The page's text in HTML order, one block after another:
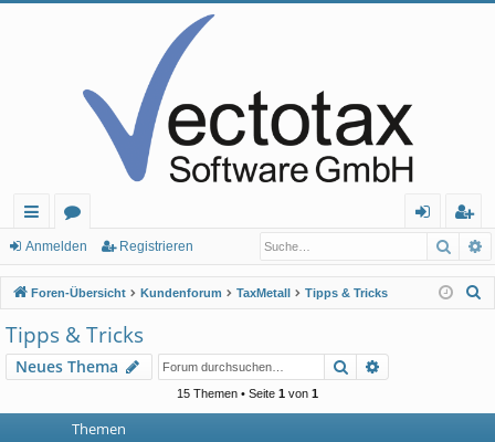
ch
ne
llz
ug
rif
f
or
en
m
el
eg
ist
rie
Anmelden Registrieren
Foren-Übersicht Kundenforum TaxMetall Tipps & Tricks
Tipps & Tricks
Neues Thema Suche
15 Themen • Seite 1 von 1
Themen